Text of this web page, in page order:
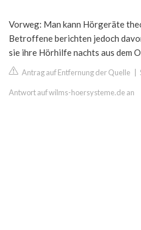
Vorweg: Man kann Hörgeräte
Betroffene berichten jedoch
sie ihre Hörhilfe nachts aus dem
Antrag auf Entfernung der Quelle
Antwort auf wilms-hoersysteme.de an